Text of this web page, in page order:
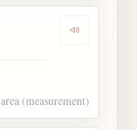
Dengarkan
area (measurement)